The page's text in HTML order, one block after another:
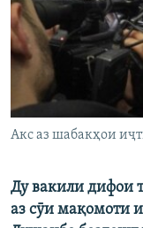
ГУЗОРИШҲОИ
Русский
ПАЙГИРӢ КУНЕД
Ҳамаи
Акс аз шабакҳои
Ду вакили дифои
аз сӯи мақомоти